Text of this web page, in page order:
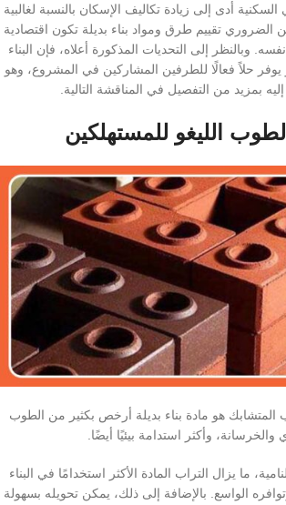
أدى إلى زيادة تكاليف الإسكان بالنسبة لغالبية
تقييم طرق ومواد بناء بديلة تكون اقتصادية
وبالنظر إلى التحديات المذكورة أعلاه، فإن البناء
يوفر حلاً فعالًا للطرفين المشاركين في المشروع، وهو
بمزيد من التفصيل في المناقشة التالية.
اللیغو للمستهلكين
المتشابك هو مادة بناء بديلة أرخص بكثير من الطوب
والخرسانة، وأكثر استدامة بيئيًا أيضًا.
ما يزال التراب المادة الأكثر استخدامًا في البناء
الواسع. بالإضافة إلى ذلك، يمكن تحويله بسهولة